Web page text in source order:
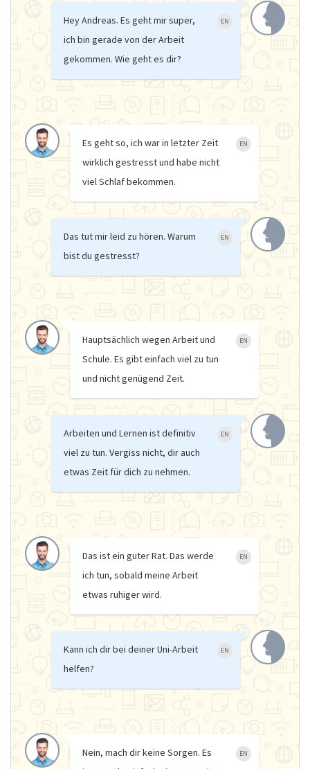
Hey Andreas. Es geht mir super,
ich bin gerade von der Arbeit
gekommen. Wie geht es dir?
EN
Es geht so, ich war in letzter Zeit
wirklich gestresst und habe nicht
viel Schlaf bekommen.
EN
Das tut mir leid zu hören. Warum
bist du gestresst?
EN
Hauptsächlich wegen Arbeit und
Schule. Es gibt einfach viel zu tun
und nicht genügend Zeit.
EN
Arbeiten und Lernen ist definitiv
viel zu tun. Vergiss nicht, dir auch
etwas Zeit für dich zu nehmen.
EN
Das ist ein guter Rat. Das werde
ich tun, sobald meine Arbeit
etwas ruhiger wird.
EN
Kann ich dir bei deiner Uni-Arbeit
helfen?
EN
Nein, mach dir keine Sorgen. Es
EN